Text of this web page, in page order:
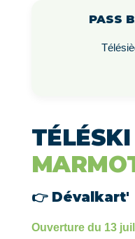
PASS
TÉLÉSKI
👉 Dévalkart'
Ouverture du 13